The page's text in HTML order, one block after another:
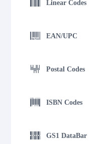
Linear Codes
EAN/UPC
Postal Codes
ISBN Codes
GS1 DataBar